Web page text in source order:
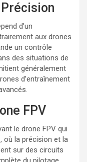
d’un
aux drones
un contrôle
des situations de
généralement
d’entraînement
FPV
le drone FPV qui
où la précision et la
sur des circuits